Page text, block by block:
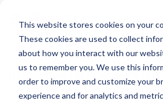
This website stores cookies on your
These cookies are used to collect
about how you interact with our
us to remember you. We use this
order to improve and customize your
experience and for analytics and
Información de
de deriva (un giro